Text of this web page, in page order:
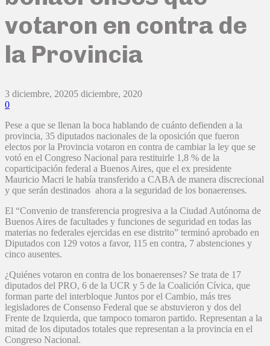
votaron en contra de
la Provincia
3 diciembre, 20205 diciembre, 2020
0
Pese a que se llenan la boca hablando de cuánto defienden a la
provincia, 35 diputados nacionales de la oposición que fueron
electos por la Provincia votaron en contra de cambiar la ley que se
votó en el Congreso Nacional para restituirle 1,8 % de la
coparticipación federal a Buenos Aires, que el ex presidente
Mauricio Macri le había transferido a CABA de manera discrecional
y que serán destinados ahora a la seguridad de los bonaerenses.
El “Convenio de transferencia progresiva a la Ciudad Autónoma de
Buenos Aires de facultades y funciones de seguridad en todas las
materias no federales ejercidas en ese distrito” terminó aprobado en
Diputados con 129 votos a favor, 115 en contra, 7 abstenciones y
cinco ausentes.
¿Quiénes votaron en contra de los bonaerenses? Se trata de 17
diputados del PRO, 6 de la UCR y 5 de la Coalición Cívica, que
forman parte del interbloque Juntos por el Cambio, más tres
legisladores de Consenso Federal que se abstuvieron y dos del
Frente de Izquierda, que tampoco tomaron partido. Representan a la
mitad de los diputados totales que representan a la provincia en el
Congreso Nacional.